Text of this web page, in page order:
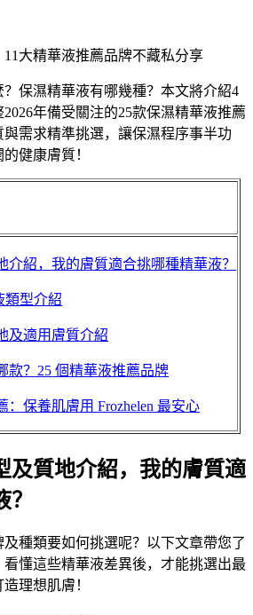
保濕精華液有哪幾種？本文將介紹4
年備受關注的25款保濕精華液推薦
需求精準挑選，讓保濕程序事半功
健康膚質！
介紹，我的膚質適合挑哪種精華液？
類型介紹
及適用膚質介紹
款？25 個精華液推薦品牌
：保養肌膚用 Frozhelen 最安心
及質地介紹，我的膚質適
種類要如何挑選呢？以下文章帶您了
懂這些精華液差異後，才能挑選出最
理想肌膚！